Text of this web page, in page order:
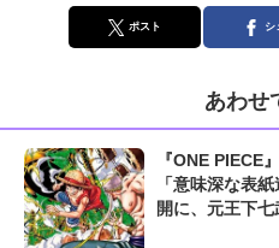
ポスト シ
あわせ
『ONE PIECE
「意味深な表
開に、元王下